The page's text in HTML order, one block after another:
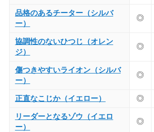
品格のあるチーター（シルバ
ー）
◎
協調性のないひつじ（オレン
ジ）
◎
傷つきやすいライオン（シルバ
ー）
◎
正直なこじか（イエロー） ◎
リーダーとなるゾウ（イエロ
ー）
◎